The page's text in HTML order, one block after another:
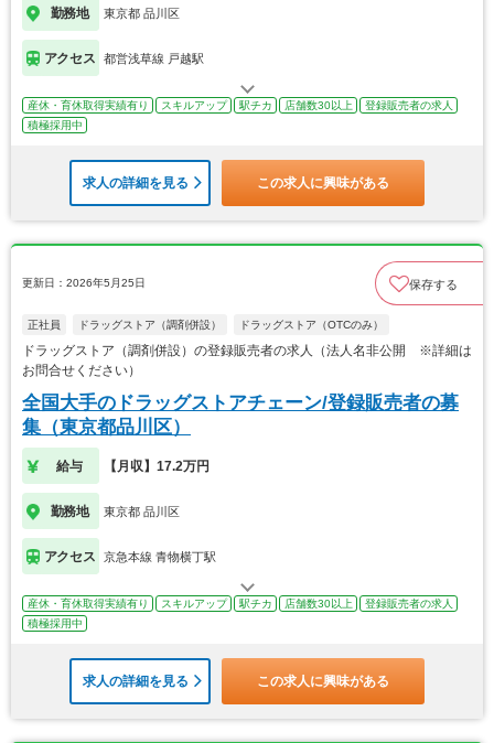
勤務地 東京都 品川区
アクセス 都営浅草線 戸越駅
産休・育休取得実績有り スキルアップ 駅チカ 店舗数30以上
登録販売者の求人
積極採用中
求人の詳細を見る この求人に興味がある
更新日：2026年5月25日 保存する
正社員 ドラッグストア（調剤併設） ドラッグストア（OTCのみ）
ドラッグストア（調剤併設）の登録販売者の求人（法人名非公開 ※詳細は
お問合せください）
全国大手のドラッグストアチェーン/登録販売者の募
集（東京都品川区）
給与 【月収】17.2万円
勤務地 東京都 品川区
アクセス 京急本線 青物横丁駅
産休・育休取得実績有り スキルアップ 駅チカ 店舗数30以上
登録販売者の求人
積極採用中
求人の詳細を見る この求人に興味がある